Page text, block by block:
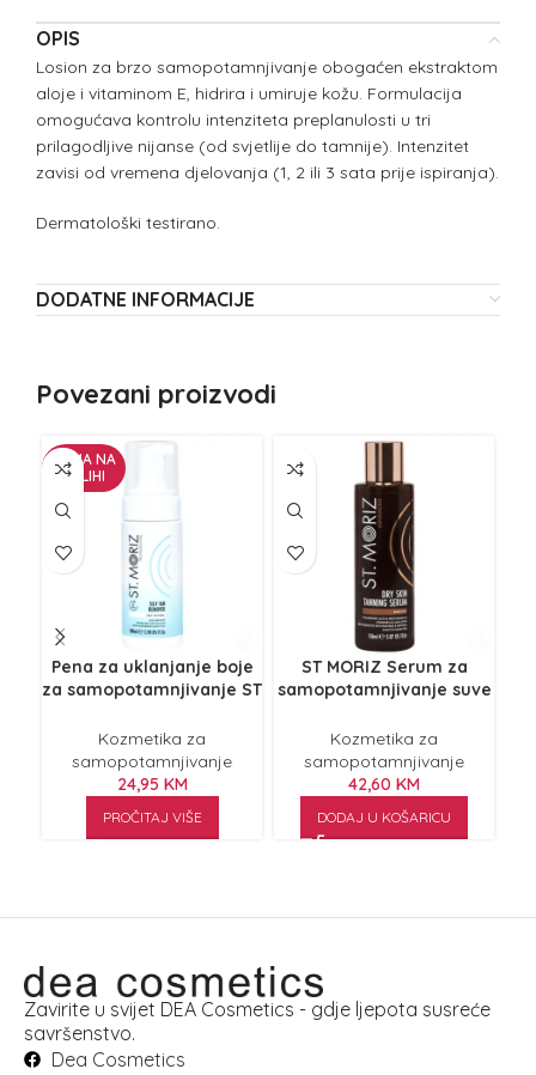
OPIS
Losion za brzo samopotamnjivanje obogaćen ekstraktom
aloje i vitaminom E, hidrira i umiruje kožu. Formulacija
omogućava kontrolu intenziteta preplanulosti u tri
prilagodljive nijanse (od svjetlije do tamnije). Intenzitet
zavisi od vremena djelovanja (1, 2 ili 3 sata prije ispiranja).
Dermatološki testirano.
DODATNE INFORMACIJE
Povezani proizvodi
NEMA NA
ZALIHI
Pena za uklanjanje boje
za samopotamnjivanje ST
Kozmetika za
samopotamnjivanje
24,95 KM
PROČITAJ VIŠE
ST MORIZ Serum za
samopotamnjivanje suve
150ml
Kozmetika za
samopotamnjivanje
42,60 KM
DODAJ U KOŠARICU
Zavirite u svijet DEA Cosmetics - gdje ljepota susreće
savršenstvo.
Dea Cosmetics